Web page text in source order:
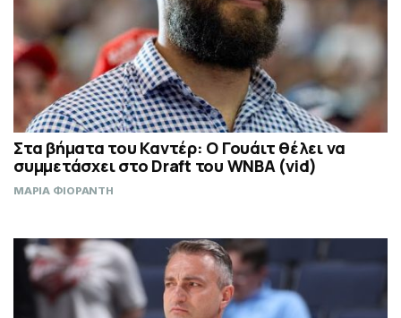
Στα βήματα του Καντέρ: Ο Γουάιτ θέλει να
συμμετάσχει στο Draft του WNBA (vid)
ΜΑΡΙΑ ΦΙΟΡΑΝΤΗ